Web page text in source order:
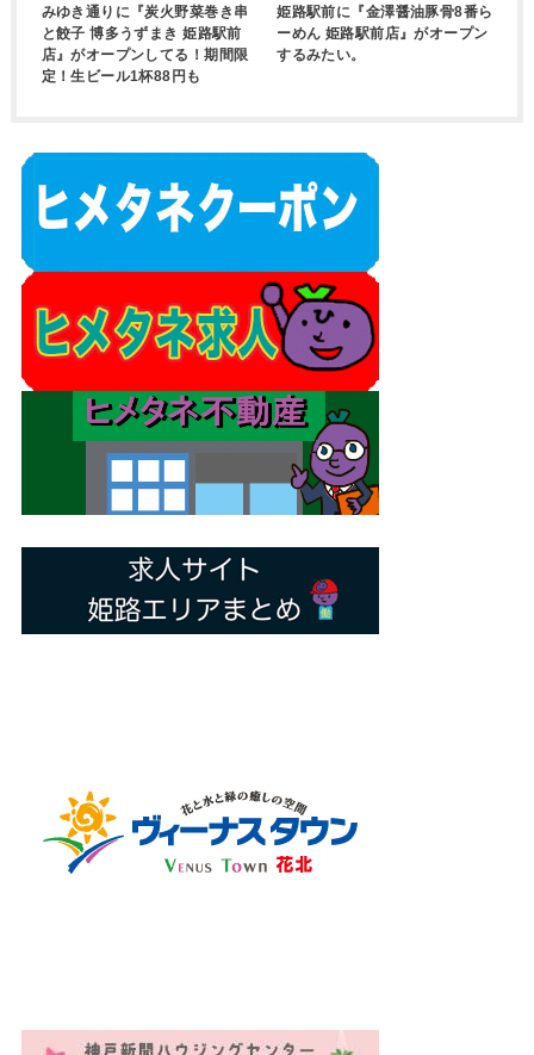
みゆき通りに『炭火野菜巻き串
と餃子 博多うずまき 姫路駅前
店』がオープンしてる！期間限
定！生ビール1杯88円も
姫路駅前に『金澤醤油豚骨8番ら
ーめん 姫路駅前店』がオープン
するみたい。